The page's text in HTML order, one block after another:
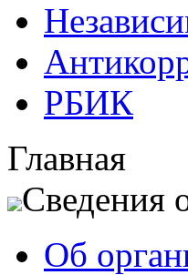
РБИК
Главная
Сведения
Об